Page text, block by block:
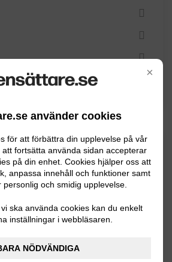
×
använder cookies
för att förbättra din upplevelse på vår
fortsätta använda sidan accepterar
på din enhet. Cookies hjälper oss att
anpassa innehåll och funktioner samt
och smidig upplevelse.
ska använda cookies kan du enkelt
inställningar i webbläsaren.
NÖDVÄNDIGA
det historiska
identitet. Jordbruket och